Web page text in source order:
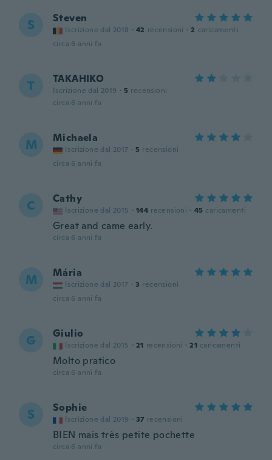
S Steven
Iscrizione dal 2018 · 42 recensioni · 2 caricamenti
circa 6 anni fa
T TAKAHIKO
Iscrizione dal 2019 · 5 recensioni
circa 6 anni fa
M Michaela
Iscrizione dal 2017 · 5 recensioni
circa 6 anni fa
C Cathy
Iscrizione dal 2015 · 144 recensioni · 45 caricamenti
Great and came early.
circa 6 anni fa
M Mária
Iscrizione dal 2017 · 3 recensioni
circa 6 anni fa
G Giulio
Iscrizione dal 2015 · 21 recensioni · 21 caricamenti
Molto pratico
circa 6 anni fa
S Sophie
Iscrizione dal 2019 · 37 recensioni
BIEN mais très petite pochette
circa 6 anni fa